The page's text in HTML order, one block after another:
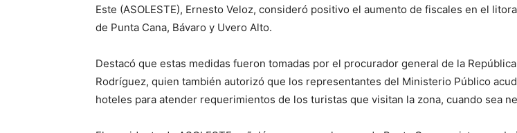
Este (ASOLESTE), Ernesto Veloz, consideró positivo el aumento de fiscales en el
de Punta Cana, Bávaro y Uvero Alto.
Destacó que estas medidas fueron tomadas por el procurador general de la
Rodríguez, quien también autorizó que los representantes del Ministerio Público
hoteles para atender requerimientos de los turistas que visitan la zona, cuando sea